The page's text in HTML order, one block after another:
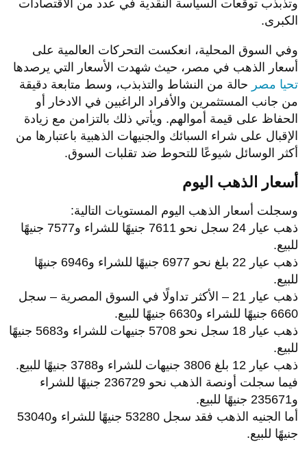
وتذبذب توقعات السياسة النقدية في عدد من الاقتصادات
الكبرى.
وفي السوق المحلية، انعكست التحركات العالمية على
أسعار الذهب في مصر، حيث شهدت الأسعار التي يرصدها
تحيا مصر حالة من النشاط والتذبذب، وسط متابعة دقيقة
من جانب المستثمرين والأفراد الراغبين في الادخار أو
الحفاظ على قيمة أموالهم. ويأتي ذلك بالتزامن مع زيادة
الإقبال على شراء السبائك والجنيهات الذهبية باعتبارها من
أكثر الوسائل شيوعًا للتحوط ضد تقلبات السوق.
أسعار الذهب اليوم
وسجلت أسعار الذهب اليوم المستويات التالية:
ذهب عيار 24 سجل نحو 7611 جنيهًا للشراء و7577 جنيهًا
للبيع.
ذهب عيار 22 بلغ نحو 6977 جنيهًا للشراء و6946 جنيهًا
للبيع.
ذهب عيار 21 – الأكثر تداولًا في السوق المصرية – سجل
6660 جنيهًا للشراء و6630 جنيهًا للبيع.
ذهب عيار 18 سجل نحو 5708 جنيهات للشراء و5683 جنيهًا
للبيع.
ذهب عيار 12 بلغ 3806 جنيهات للشراء و3788 جنيهًا للبيع.
فيما سجلت أونصة الذهب نحو 236729 جنيهًا للشراء
و235671 جنيهًا للبيع.
أما الجنيه الذهب فقد سجل 53280 جنيهًا للشراء و53040
جنيهًا للبيع.